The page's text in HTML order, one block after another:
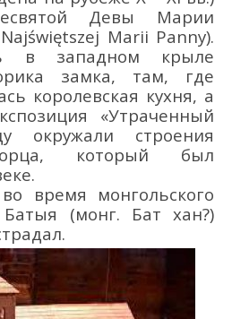
Девы Марии
Najświętszej Marii Panny).
в западном крыле
замка, там, где
королевская кухня, а
«Утраченный
окружали строения
который был
время монгольского
(монг. Бат хан?)